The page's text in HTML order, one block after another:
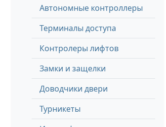
Автономные контроллеры
Терминалы доступа
Контролеры лифтов
Замки и защелки
Доводчики двери
Турникеты